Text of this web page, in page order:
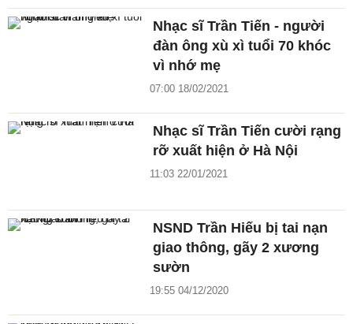
Nhạc sĩ Trần Tiến - người
đàn ông xù xì tuổi 70 khóc
vì nhớ mẹ
07:00 18/02/2021
Nhạc sĩ Trần Tiến cười rạng
rỡ xuất hiện ở Hà Nội
11:03 22/01/2021
NSND Trần Hiếu bị tai nạn
giao thông, gãy 2 xương
sườn
19:55 04/12/2020